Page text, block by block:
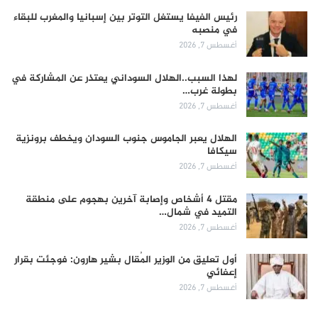
رئيس الفيفا يستغل التوتر بين إسبانيا والمغرب للبقاء
في منصبه
أغسطس 7, 2026
لهذا السبب..الهلال السوداني يعتذر عن المشاركة في
بطولة غرب…
أغسطس 7, 2026
الهلال يعبر الجاموس جنوب السودان ويخطف برونزية
سيكافا
أغسطس 7, 2026
مقتل 4 أشخاص وإصابة آخرين بهجوم على منطقة
التميد في شمال…
أغسطس 7, 2026
أول تعليق من الوزير المُقال بشير هارون: فوجئت بقرار
إعفائي
أغسطس 7, 2026